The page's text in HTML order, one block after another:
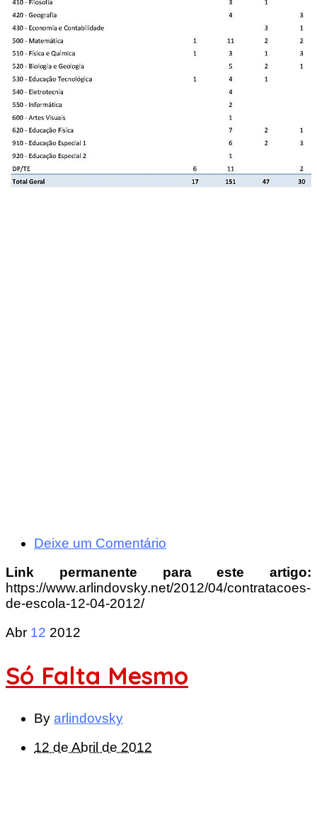
Deixe um Comentário
Link permanente para este artigo:
https://www.arlindovsky.net/2012/04/contratacoes-
de-escola-12-04-2012/
Abr 12 2012
Só Falta Mesmo
By arlindovsky
12 de Abril de 2012